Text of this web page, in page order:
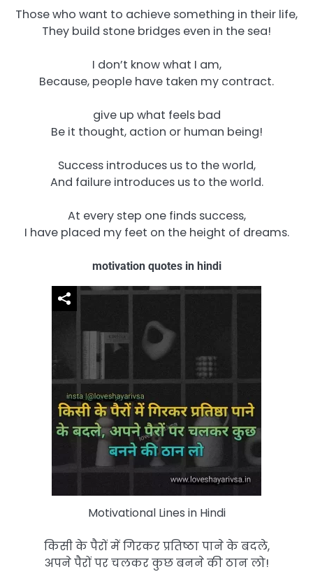
Those who want to achieve something in their life,
They build stone bridges even in the sea!
I don’t know what I am,
Because, people have taken my contract.
give up what feels bad
Be it thought, action or human being!
Success introduces us to the world,
And failure introduces us to the world.
At every step one finds success,
I have placed my feet on the height of dreams.
motivation quotes in hindi
Motivational Lines in Hindi
किसी के पैरों में गिरकर प्रतिष्ठा पाने के बदले,
अपने पैरों पर चलकर कुछ बनने की ठान लो!